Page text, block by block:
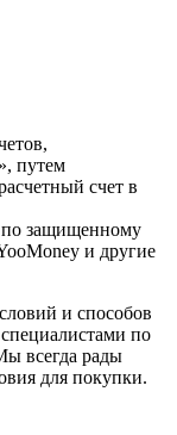
путем
счет в
по защищенному
и другие
и способов
по
всегда рады
для покупки.